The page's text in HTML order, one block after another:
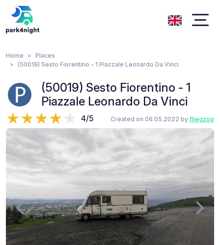
Home
Places
(50019) Sesto Fiorentino - 1 Piazzale Leonardo Da Vinci
(50019) Sesto Fiorentino - 1
Piazzale Leonardo Da Vinci
4/5 Created on 06.05.2022 by fliegzoo